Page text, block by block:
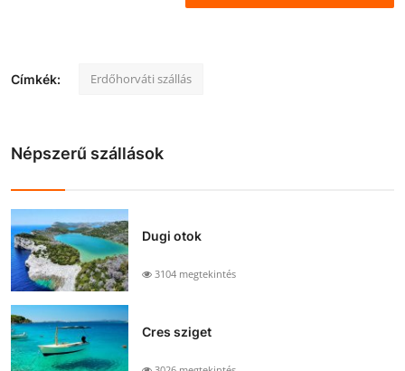
Címkék: Erdőhorváti szállás
Népszerű szállások
Dugi otok
3104 megtekintés
Cres sziget